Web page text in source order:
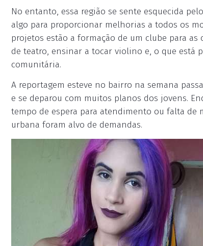
No entanto, essa região se sente esquecida
algo para proporcionar melhorias a todos os
projetos estão a formação de um clube para
de teatro, ensinar a tocar violino e, o que está
comunitária.
A reportagem esteve no bairro na semana
e se deparou com muitos planos dos jovens.
tempo de espera para atendimento ou falta de
urbana foram alvo de demandas.